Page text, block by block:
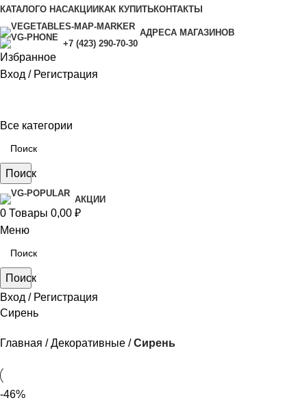
КАТАЛОГО НАСАКЦИИ КАК КУПИТЬКОНТАКТЫ
АДРЕСА МАГАЗИНОВ
+7 (423) 290-70-30
Избранное
Вход / Регистрация
Все категории
Поиск
АКЦИИ
0 Товары 0,00 ₽
Меню
Поиск
Вход / Регистрация
Сирень
Главная Декоративные Сирень
-46%